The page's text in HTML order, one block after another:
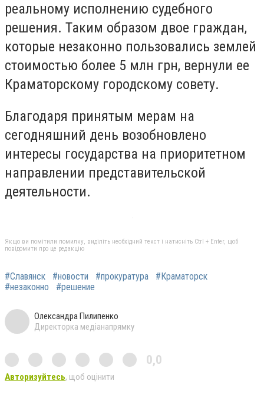
реальному исполнению судебного
решения. Таким образом двое граждан,
которые незаконно пользовались землей
стоимостью более 5 млн грн, вернули ее
Краматорскому городскому совету.
Благодаря принятым мерам на
сегодняшний день возобновлено
интересы государства на приоритетном
направлении представительской
деятельности.
Якщо ви помітили помилку, виділіть необхідний текст і натисніть Ctrl + Enter, щоб
повідомити про це редакцію
#Славянск #новости #прокуратура
#Краматорск
#незаконно
#решение
Олександра Пилипенко
Директорка медіанапрямку
0,0
Авторизуйтесь, щоб оцінити